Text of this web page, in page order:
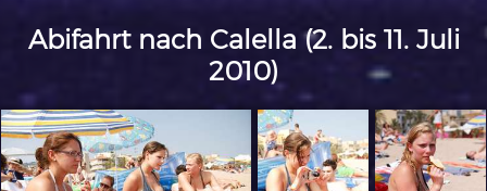
Abifahrt nach Calella (2. bis 11. Juli
2010)